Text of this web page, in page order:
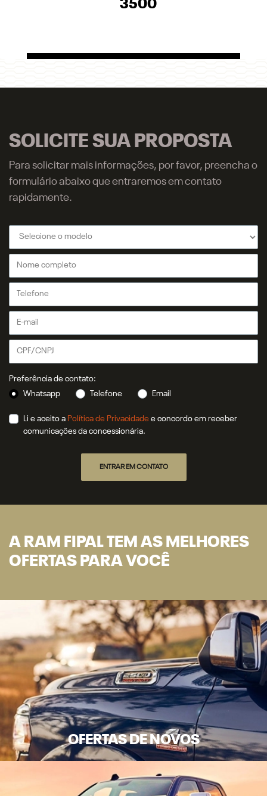
3500
SOLICITE SUA PROPOSTA
Para solicitar mais informações, por favor, preencha o
formulário abaixo que entraremos em contato
rapidamente.
Preferência de contato:
Whatsapp
Telefone Email
Li e aceito a Política de Privacidade e concordo em receber
comunicações da concessionária.
ENTRAR EM CONTATO
A RAM FIPAL TEM AS MELHORES
OFERTAS PARA VOCÊ
OFERTAS DE NOVOS